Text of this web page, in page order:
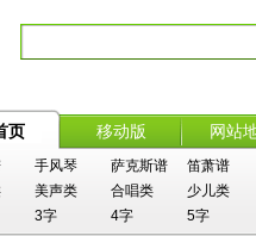
页 移动版 网站
手风琴 萨克斯谱 笛萧谱
美声类 合唱类
少儿类
3字 4字 5字